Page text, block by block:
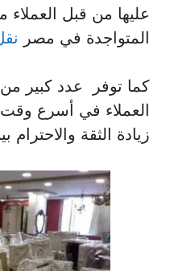
عليها من قبل
المتواجدة في مصر
كما توفر عدد كبير من
العملاء في أسرع
زيادة الثقة